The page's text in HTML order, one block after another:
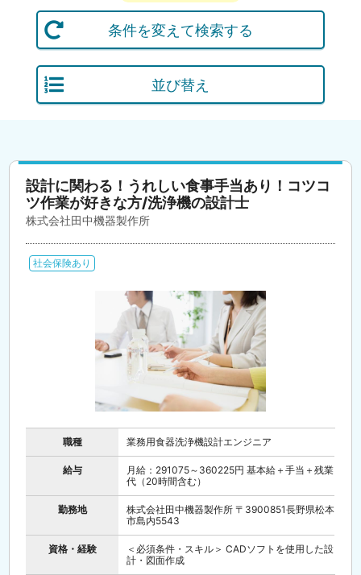
条件を変えて検索する
並び替え
設計に関わる！うれしい食事手当あり！コツコ
ツ作業が好きな方/洗浄機の設計士
株式会社田中機器製作所
社会保険あり
職種 業務用食器洗浄機設計エンジニア
給与
月給：291075～360225円 基本給＋手当＋残業
代（20時間含む）
勤務地
株式会社田中機器製作所 〒3900851長野県松本
市島内5543
資格・経験
＜必須条件・スキル＞ CADソフトを使用した設
計・図面作成